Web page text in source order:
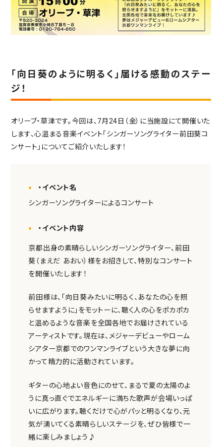
スーパー・コートについて
スーパー・コートとは
NEWS・INFORMATION
新着情報
コラム
施設ブログ
建築候補地募集のお知らせ
TOP
トップページ
「向日葵のように明るく」届ける感動のステー
ジ！
オリーブ・草津です。今回は、7月24日（金）に当施設にて開催いた
します、心温まる音楽イベント「シンガーソングライター前田葵コ
ンサート」についてご紹介いたします！
・イベント名
シンガーソングライターによるコンサート
・イベント内容
京都出身の素晴らしいシンガーソングライター、前田
葵（まえだ あおい）様をお招きして、特別なコンサート
を開催いたします！
前田様は、「向日葵みたいに明るく、あなたの心を照
らせますように」をモットーに、聴く人の心をポカポカ
と温めるような音楽を全国各地でお届けされている
アーティストです。現在は、メジャーデビューやローム
シアター京都でのワンマンライブという大きな夢に向
かって精力的に活動されています。
ギターの心地よい音色にのせて、まるで夏の太陽のよ
うに真っ直ぐでエネルギーに満ちた歌声が会場いっぱ
いに広がります。聴くだけで心がパッと明るくなり、元
気が湧いてくる素晴らしいステージを、ぜひ皆様で一
緒に楽しみましょう♪